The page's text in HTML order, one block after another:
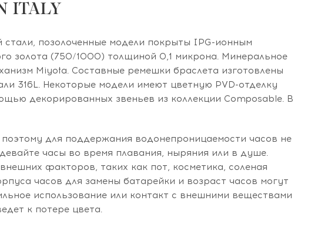
ITALY
стали, позолоченные модели покрыты IPG-ионным
золота (750/1000) толщиной 0,1 микрона. Минеральное
Miyota. Составные ремешки браслета изготовлены
316L. Некоторые модели имеют цветную PVD-отделку
декорированных звеньев из коллекции Composable. В
для поддержания водонепроницаемости часов не
часы во время плавания, ныряния или в душе.
факторов, таких как пот, косметика, соленая
часов для замены батарейки и возраст часов могут
использование или контакт с внешними веществами
к потере цвета.